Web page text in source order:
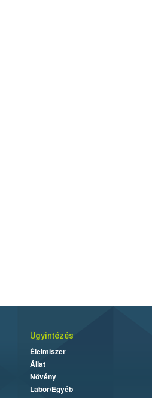
Ügyintézés
Élelmiszer
Állat
Növény
Labor/Egyéb